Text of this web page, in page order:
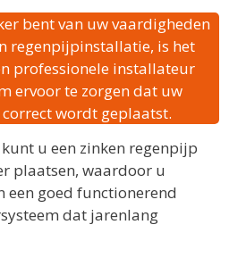
bent van uw vaardigheden
regenpijpinstallatie, is het
professionele installateur
ervoor te zorgen dat uw
wordt geplaatst.
u een zinken regenpijp
plaatsen, waardoor u
een goed functionerend
dat jarenlang